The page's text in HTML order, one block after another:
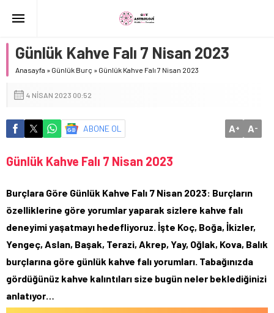
Günlük Kahve Falı 7 Nisan 2023
Anasayfa » Günlük Burç » Günlük Kahve Falı 7 Nisan 2023
4 NISAN 2023 00:52
ABONE OL A+ A-
Günlük Kahve Falı 7 Nisan 2023
Burçlara Göre Günlük Kahve Falı 7 Nisan 2023: Burçların
özelliklerine göre yorumlar yaparak sizlere kahve falı
deneyimi yaşatmayı hedefliyoruz. İşte Koç, Boğa, İkizler,
Yengeç, Aslan, Başak, Terazi, Akrep, Yay, Oğlak, Kova, Balık
burçlarına göre günlük kahve falı yorumları. Tabağınızda
gördüğünüz kahve kalıntıları size bugün neler beklediğinizi
anlatıyor…